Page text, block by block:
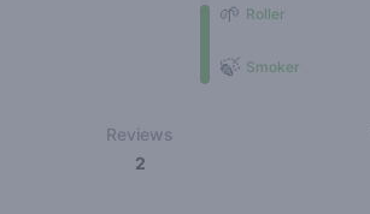
🍃 Smoker
🌱 Roller
Reviews
2